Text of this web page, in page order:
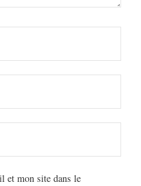
et mon site dans le